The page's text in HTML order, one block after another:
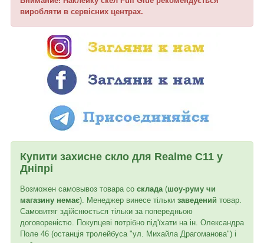
виробляти в сервісних центрах.
Купити захисне скло для Realme C11 у
Дніпрі
Возможен самовывоз товара со склада (шоу-руму чи
магазину немає). Менеджер винесе тільки заведений товар.
Самовитяг здійснюється тільки за попередньою
договореністю. Покупцеві потрібно під'їхати на ін. Олександра
Поле 46 (останція тролейбуса "ул. Михайла Драгоманова") і